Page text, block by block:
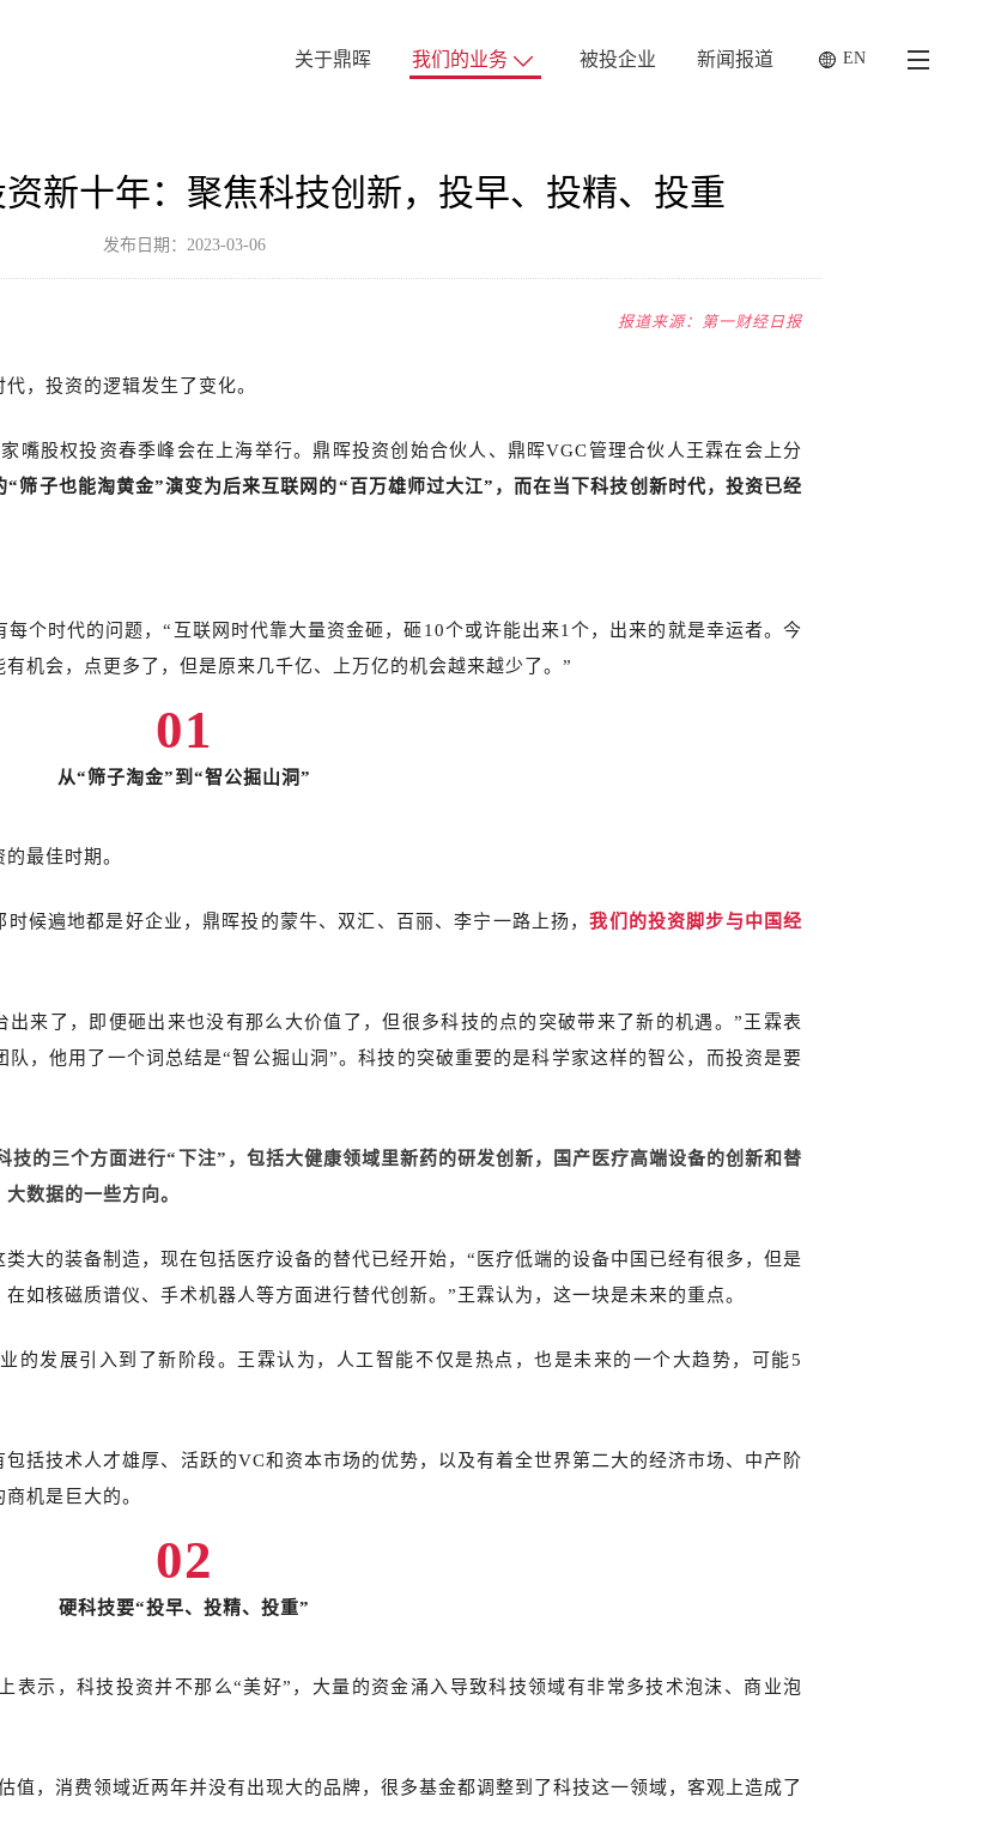
关于鼎晖 我们的业务 被投企业 新闻报道 EN
新十年：聚焦科技创新，投早、投精、投重
发布日期：2023-03-06
报道来源：第一财经日报
，投资的逻辑发生了变化。
嘴股权投资春季峰会在上海举行。鼎晖投资创始合伙人、鼎晖VGC管理合伙人王霖在会上分
“筛子也能淘黄金”演变为后来互联网的“百万雄师过大江”，而在当下科技创新时代，投资已经
个时代的问题，“互联网时代靠大量资金砸，砸10个或许能出来1个，出来的就是幸运者。今
机会，点更多了，但是原来几千亿、上万亿的机会越来越少了。”
01
从“筛子淘金”到“智公掘山洞”
最佳时期。
候遍地都是好企业，鼎晖投的蒙牛、双汇、百丽、李宁一路上扬，我们的投资脚步与中国经
来了，即便砸出来也没有那么大价值了，但很多科技的点的突破带来了新的机遇。”王霖表
，他用了一个词总结是“智公掘山洞”。科技的突破重要的是科学家这样的智公，而投资是要
技的三个方面进行“下注”，包括大健康领域里新药的研发创新，国产医疗高端设备的创新和替
数据的一些方向。
大的装备制造，现在包括医疗设备的替代已经开始，“医疗低端的设备中国已经有很多，但是
如核磁质谱仪、手术机器人等方面进行替代创新。”王霖认为，这一块是未来的重点。
的发展引入到了新阶段。王霖认为，人工智能不仅是热点，也是未来的一个大趋势，可能5
括技术人才雄厚、活跃的VC和资本市场的优势，以及有着全世界第二大的经济市场、中产阶
机是巨大的。
02
硬科技要“投早、投精、投重”
表示，科技投资并不那么“美好”，大量的资金涌入导致科技领域有非常多技术泡沫、商业泡
值，消费领域近两年并没有出现大的品牌，很多基金都调整到了科技这一领域，客观上造成了